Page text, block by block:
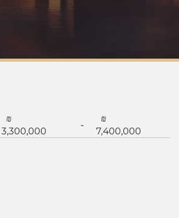
₪
3,300,000
-
₪
7,400,000